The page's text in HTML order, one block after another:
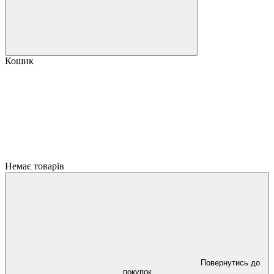
Кошик
Немає товарів
Повернутись до
покупок